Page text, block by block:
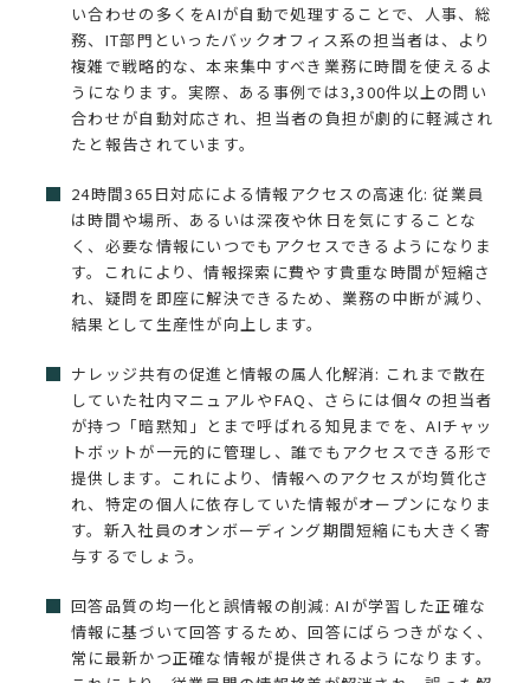
い合わせの多くをAIが自動で処理することで、人事、総
務、IT部門といったバックオフィス系の担当者は、より
複雑で戦略的な、本来集中すべき業務に時間を使えるよ
うになります。実際、ある事例では3,300件以上の問い
合わせが自動対応され、担当者の負担が劇的に軽減され
たと報告されています。
24時間365日対応による情報アクセスの高速化: 従業員
は時間や場所、あるいは深夜や休日を気にすることな
く、必要な情報にいつでもアクセスできるようになりま
す。これにより、情報探索に費やす貴重な時間が短縮さ
れ、疑問を即座に解決できるため、業務の中断が減り、
結果として生産性が向上します。
ナレッジ共有の促進と情報の属人化解消: これまで散在
していた社内マニュアルやFAQ、さらには個々の担当者
が持つ「暗黙知」とまで呼ばれる知見までを、AIチャッ
トボットが一元的に管理し、誰でもアクセスできる形で
提供します。これにより、情報へのアクセスが均質化さ
れ、特定の個人に依存していた情報がオープンになりま
す。新入社員のオンボーディング期間短縮にも大きく寄
与するでしょう。
回答品質の均一化と誤情報の削減: AIが学習した正確な
情報に基づいて回答するため、回答にばらつきがなく、
常に最新かつ正確な情報が提供されるようになります。